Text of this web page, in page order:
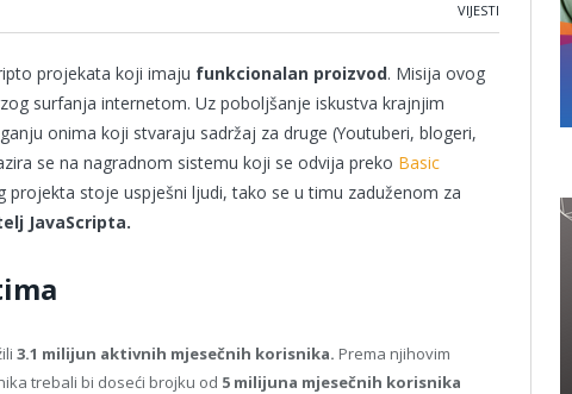
VIJESTI
projekata koji imaju funkcionalan proizvod. Misija ovog
surfanja internetom. Uz poboljšanje iskustva krajnjim
onima koji stvaraju sadržaj za druge (Youtuberi, blogeri,
se na nagradnom sistemu koji se odvija preko Basic
projekta stoje uspješni ljudi, tako se u timu zaduženom za
JavaScripta.
3.1 milijun aktivnih mjesečnih korisnika. Prema njihovim
trebali bi doseći brojku od 5 milijuna mjesečnih korisnika